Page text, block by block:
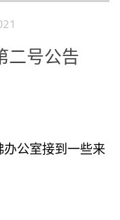
二号公告
公室接到一些来